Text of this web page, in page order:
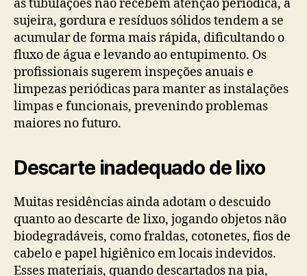
as tubulações não recebem atenção periódica, a
sujeira, gordura e resíduos sólidos tendem a se
acumular de forma mais rápida, dificultando o
fluxo de água e levando ao entupimento. Os
profissionais sugerem inspeções anuais e
limpezas periódicas para manter as instalações
limpas e funcionais, prevenindo problemas
maiores no futuro.
Descarte inadequado de lixo
Muitas residências ainda adotam o descuido
quanto ao descarte de lixo, jogando objetos não
biodegradáveis, como fraldas, cotonetes, fios de
cabelo e papel higiênico em locais indevidos.
Esses materiais, quando descartados na pia,